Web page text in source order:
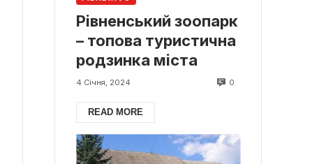
Рівненський зоопарк
– топова туристична
родзинка міста
4 Січня, 2024 0
READ MORE